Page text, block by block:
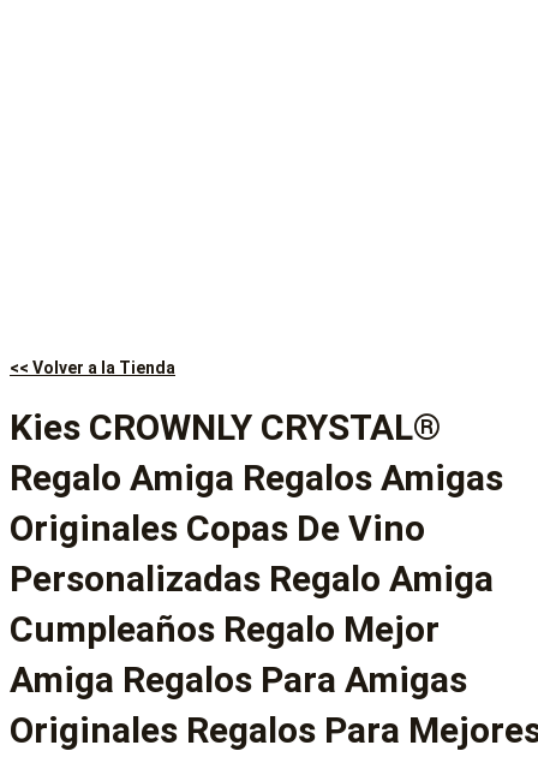
<< Volver a la Tienda
Kies CROWNLY CRYSTAL®
Regalo Amiga Regalos Amigas
Originales Copas De Vino
Personalizadas Regalo Amiga
Cumpleaños Regalo Mejor
Amiga Regalos Para Amigas
Originales Regalos Para